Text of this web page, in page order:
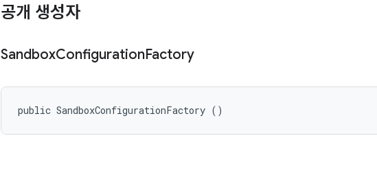
공개 생성자
SandboxConfigurationFactory
public SandboxConfigurationFactory ()